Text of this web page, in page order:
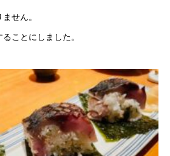
せん。
ことにしました。